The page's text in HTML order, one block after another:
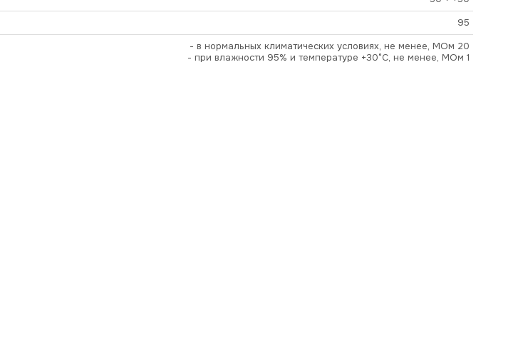
95
- в нормальных климатических условиях, не менее, МОм 20
- при влажности 95% и температуре +30°С, не менее, МОм 1